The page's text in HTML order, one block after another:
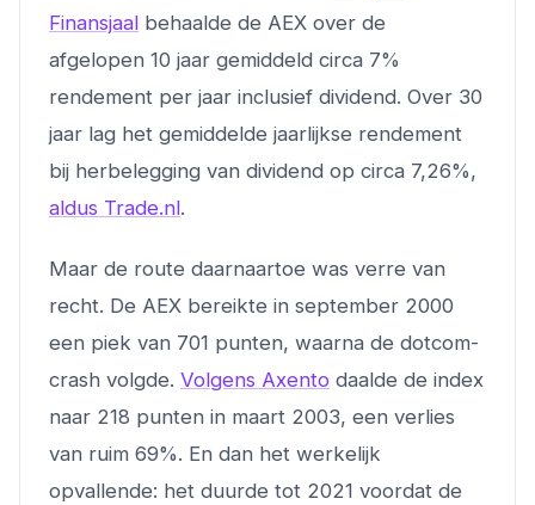
Finansjaal behaalde de AEX over de
afgelopen 10 jaar gemiddeld circa 7%
rendement per jaar inclusief dividend. Over 30
jaar lag het gemiddelde jaarlijkse rendement
bij herbelegging van dividend op circa 7,26%,
aldus Trade.nl.
Maar de route daarnaartoe was verre van
recht. De AEX bereikte in september 2000
een piek van 701 punten, waarna de dotcom-
crash volgde. Volgens Axento daalde de index
naar 218 punten in maart 2003, een verlies
van ruim 69%. En dan het werkelijk
opvallende: het duurde tot 2021 voordat de